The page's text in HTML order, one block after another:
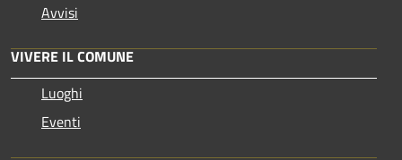
Avvisi
VIVERE IL COMUNE
Luoghi
Eventi